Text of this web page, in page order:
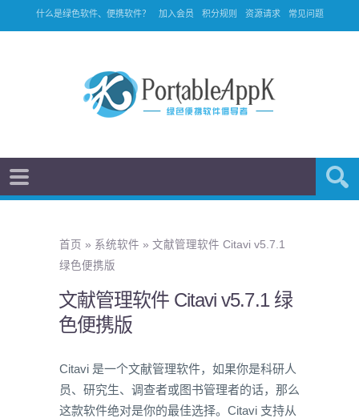
什么是绿色软件、便携软件？ 加入会员 积分规则 资源请求 常见问题
首页 » 系统软件 » 文献管理软件 Citavi v5.7.1
绿色便携版
文献管理软件 Citavi v5.7.1 绿
色便携版
Citavi 是一个文献管理软件，如果你是科研人
员、研究生、调查者或图书管理者的话，那么
这款软件绝对是你的最佳选择。Citavi 支持从